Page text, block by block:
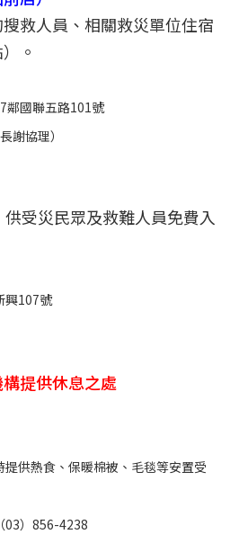
救人員、相關救災單位住宿
。
鄰國聯五路101號
謝協理）
受災民眾及救難人員免費入
興107號
提供休息之處
供熱食、保暖棉被、毛毯等安置受
03）856-4238